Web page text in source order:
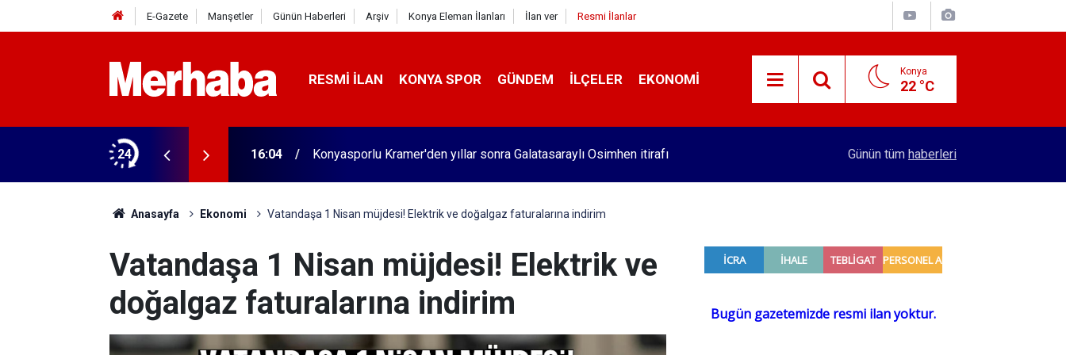
E-Gazete Manşetler Günün Haberleri Arşiv Konya Eleman İlanları İlan ver Resmi İlanlar
RESMI İLAN KONYA SPOR GÜNDEM İLÇELER EKONOMI Konya
22 °C
24
313 beygir motoru var 16:04 Konyasporlu Kramer'den yıllar sonra Galatasaraylı Osimhen itirafı Merkez Bankası rezervleri açıklandı
Günün tüm haberleri
Anasayfa Ekonomi Vatandaşa 1 Nisan müjdesi! Elektrik ve doğalgaz faturalarına indirim
Vatandaşa 1 Nisan müjdesi! Elektrik ve
doğalgaz faturalarına indirim